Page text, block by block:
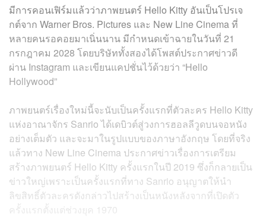
มีการคอนเฟิร์มแล้วว่าภาพยนตร์ Hello Kitty อันเป็นโปรเจ
กต์จาก Warner Bros. Pictures และ New Line Cinema ที่
หลายคนรอคอยมาเนิ่นนาน มีกำหนดเข้าฉายในวันที่ 21
กรกฎาคม 2028 โดยบริษัททั้งสองได้โพสต์ประกาศข่าวดี
ผ่าน Instagram และเขียนแคปชั่นไว้ด้วยว่า “Hello
Hollywood”
ภาพยนตร์เรื่องใหม่นี้จะนับเป็นครั้งแรกที่ตัวละคร Hello Kitty
แห่งอาณาจักร Sanrio ได้เดบิวต์สู่วงการฮอลลีวูดบนจอหนัง
อย่างเต็มตัว และจะมาในรูปแบบของภาษาอังกฤษ โดยที่จริง
แล้วทาง New Line Cinema ประกาศข่าวเรื่องการเตรียม
สร้างภาพยนตร์ Hello Kitty ครั้งแรกในปี 2019 ซึ่งก็กลายเป็น
ข่าวใหญ่เพราะเป็นครั้งแรกที่ทาง Sanrio อนุญาตให้นำ
ลิขสิทธิ์ตัวละครดังกล่าวไปสร้างเป็นหนังหลังจากที่เปิดตัว
ครั้งแรกตั้งแต่ช่วงยุค 1970